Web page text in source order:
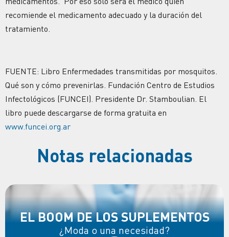
recomiende el medicamento adecuado y la duración del
tratamiento.
FUENTE: Libro Enfermedades transmitidas por mosquitos.
Qué son y cómo prevenirlas. Fundación Centro de Estudios
Infectológicos (FUNCEI). Presidente Dr. Stamboulian. El
libro puede descargarse de forma gratuita en
www.funcei.org.ar
Notas relacionadas
EL BOOM DE LOS SUPLEMENTOS
¿Moda o una necesidad?